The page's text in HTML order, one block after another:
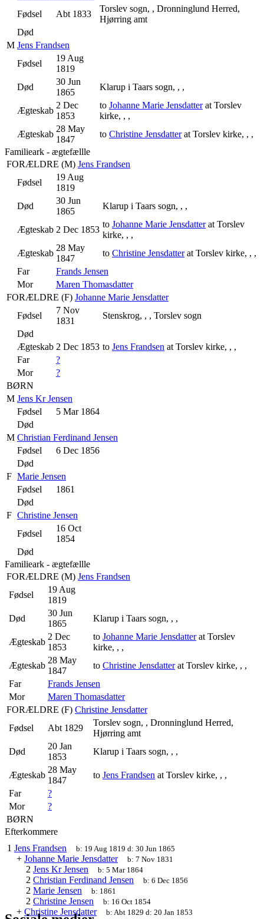
Fødsel
Abt 1833
Torslev sogn, , Dronninglund Herred,
Hjørring amt
Død
M Jens Frandsen
Fødsel
19 Aug
1819
Død
30 Jun
1865
Klarup i Taars sogn, , ,
Ægteskab
2 Dec
1853
to Johanne Marie Jensdatter at Torslev
kirke, , ,
Ægteskab
28 May
1847
to Christine Jensdatter at Torslev kirke, , ,
Familieark - ægtefællle
FORÆLDRE (M) Jens Frandsen
Fødsel
19 Aug
1819
Død
30 Jun
1865
Klarup i Taars sogn, , ,
Ægteskab 2 Dec 1853
to Johanne Marie Jensdatter at Torslev
kirke, , ,
Ægteskab
28 May
1847
to Christine Jensdatter at Torslev kirke, , ,
Far
Frands Jensen
Mor
Maren Thomasdatter
FORÆLDRE (F) Johanne Marie Jensdatter
Fødsel
7 Nov
1831
Stenskrog, , , Torslev sogn
Død
Ægteskab 2 Dec 1853 to Jens Frandsen at Torslev kirke, , ,
Far
?
Mor
?
BØRN
M Jens Kr Jensen
Fødsel
5 Mar 1864
Død
M Christian Ferdinand Jensen
Fødsel
6 Dec 1856
Død
F Marie Jensen
Fødsel
1861
Død
F Christine Jensen
Fødsel
16 Oct
1854
Død
Familieark - ægtefællle
FORÆLDRE (M) Jens Frandsen
Fødsel
19 Aug
1819
Død
30 Jun
1865
Klarup i Taars sogn, , ,
Ægteskab
2 Dec
1853
to Johanne Marie Jensdatter at Torslev
kirke, , ,
Ægteskab
28 May
1847
to Christine Jensdatter at Torslev kirke, , ,
Far
Frands Jensen
Mor
Maren Thomasdatter
FORÆLDRE (F) Christine Jensdatter
Fødsel
Abt 1829
Torslev sogn, , Dronninglund Herred,
Hjørring amt
Død
20 Jan
1853
Klarup i Taars sogn, , ,
Ægteskab
28 May
1847
to Jens Frandsen at Torslev kirke, , ,
Far
?
Mor
?
BØRN
Efterkommere
1 Jens Frandsen b: 19 Aug 1819 d:30 Jun 1865
+ Johanne Marie Jensdatter b:7 Nov 1831
2 Jens Kr Jensen b:5 Mar 1864
2 Christian Ferdinand Jensen b:6 Dec 1856
2 Marie Jensen b: 1861
2 Christine Jensen b: 16 Oct 1854
+ Christine Jensdatter b: Abt 1829 d:20 Jan 1853